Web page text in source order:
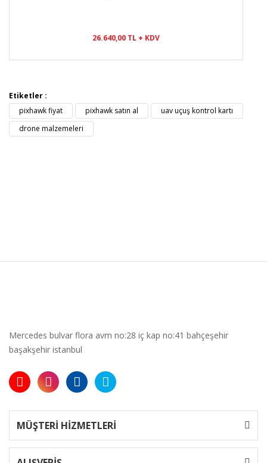
26.640,00 TL + KDV
Etiketler :
pixhawk fiyat
pixhawk satın al
uav uçuş kontrol kartı
drone malzemeleri
Mercedes bulvar flora avm no:28 iç kap no:41 bahçeşehir
başakşehir istanbul
MÜŞTERİ HİZMETLERİ